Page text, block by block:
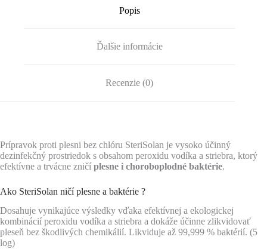
Popis
Ďalšie informácie
Recenzie (0)
Prípravok proti plesni bez chlóru SteriSolan je vysoko účinný
dezinfekčný prostriedok s obsahom peroxidu vodíka a striebra, ktorý
efektívne a trvácne zničí plesne i choroboplodné baktérie.
Ako SteriSolan ničí plesne a baktérie ?
Dosahuje vynikajúce výsledky vďaka efektívnej a ekologickej
kombinácií peroxidu vodíka a striebra a dokáže účinne zlikvidovať
pleseň bez škodlivých chemikálií. Likviduje až 99,999 % baktérií. (5
log)